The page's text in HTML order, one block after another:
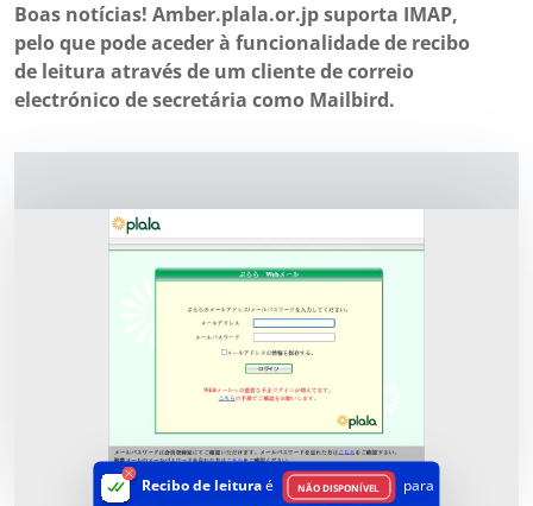
Boas notícias! Amber.plala.or.jp suporta IMAP,
pelo que pode aceder à funcionalidade de recibo
de leitura através de um cliente de correio
electrónico de secretária como Mailbird.
Recibo de leituraé NÃO DISPONÍVEL
para